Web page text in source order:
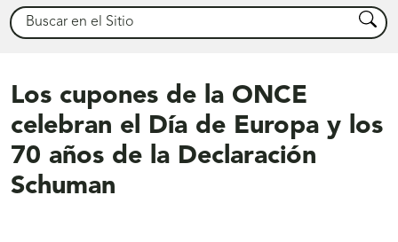
Buscar Buscar
Los cupones de la ONCE
celebran el Día de Europa y los
70 años de la Declaración
Schuman